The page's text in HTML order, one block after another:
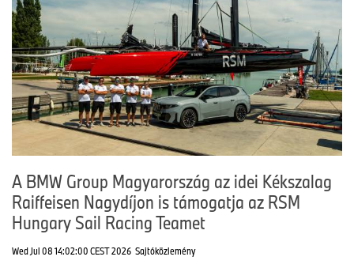
A BMW Group Magyarország az idei Kékszalag
Raiffeisen Nagydíjon is támogatja az RSM
Hungary Sail Racing Teamet
Wed Jul 08 14:02:00 CEST 2026 Sajtóközlemény